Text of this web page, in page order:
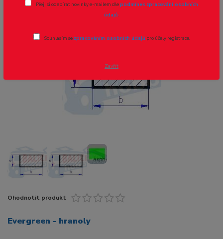
Novinka
Ohodnotit produkt
Evergreen - hranoly
Přeji si odebírat novinky e-mailem dlepodmínek zpracování osobních
údajů.
Souhlasím se zpracováním osobních údajů pro účely registrace.
Zavřít